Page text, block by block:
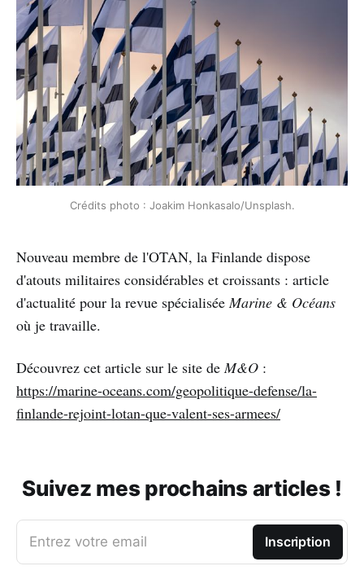
Crédits photo : Joakim Honkasalo/Unsplash.
Nouveau membre de l'OTAN, la Finlande dispose
d'atouts militaires considérables et croissants : article
d'actualité pour la revue spécialiséeMarine & Océans
où je travaille.
Découvrez cet article sur le site deM&O :
https://marine-oceans.com/geopolitique-defense/la-
finlande-rejoint-lotan-que-valent-ses-armees/
Suivez mes prochains articles !
Entrez votre email Inscription